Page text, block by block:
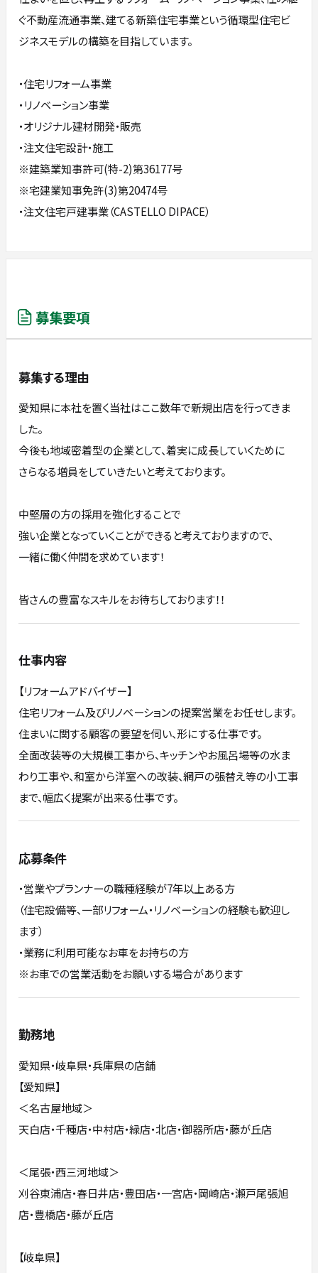
ぐ不動産流通事業、建てる新築住宅事業という循環型住宅ビ
ジネスモデルの構築を目指しています。
・住宅リフォーム事業
・リノベーション事業
・オリジナル建材開発・販売
・注文住宅設計・施工
※建築業知事許可(特-2)第36177号
※宅建業知事免許(3)第20474号
・注文住宅戸建事業（CASTELLO DIPACE）
募集要項
募集する理由
愛知県に本社を置く当社はここ数年で新規出店を行ってきま
した。
今後も地域密着型の企業として、着実に成長していくために
さらなる増員をしていきたいと考えております。
中堅層の方の採用を強化することで
強い企業となっていくことができると考えておりますので、
一緒に働く仲間を求めています！
皆さんの豊富なスキルをお待ちしております！！
仕事内容
【リフォームアドバイザー】
住宅リフォーム及びリノベーションの提案営業をお任せします。
住まいに関する顧客の要望を伺い、形にする仕事です。
全面改装等の大規模工事から、キッチンやお風呂場等の水ま
わり工事や、和室から洋室への改装、網戸の張替え等の小工事
まで、幅広く提案が出来る仕事です。
応募条件
・営業やプランナーの職種経験が7年以上ある方
（住宅設備等、一部リフォーム・リノベーションの経験も歓迎し
ます）
・業務に利用可能なお車をお持ちの方
※お車での営業活動をお願いする場合があります
勤務地
愛知県・岐阜県・兵庫県の店舗
【愛知県】
＜名古屋地域＞
天白店・千種店・中村店・緑店・北店・御器所店・藤が丘店
＜尾張・西三河地域＞
刈谷東浦店・春日井店・豊田店・一宮店・岡崎店・瀬戸尾張旭
店・豊橋店・藤が丘店
【岐阜県】